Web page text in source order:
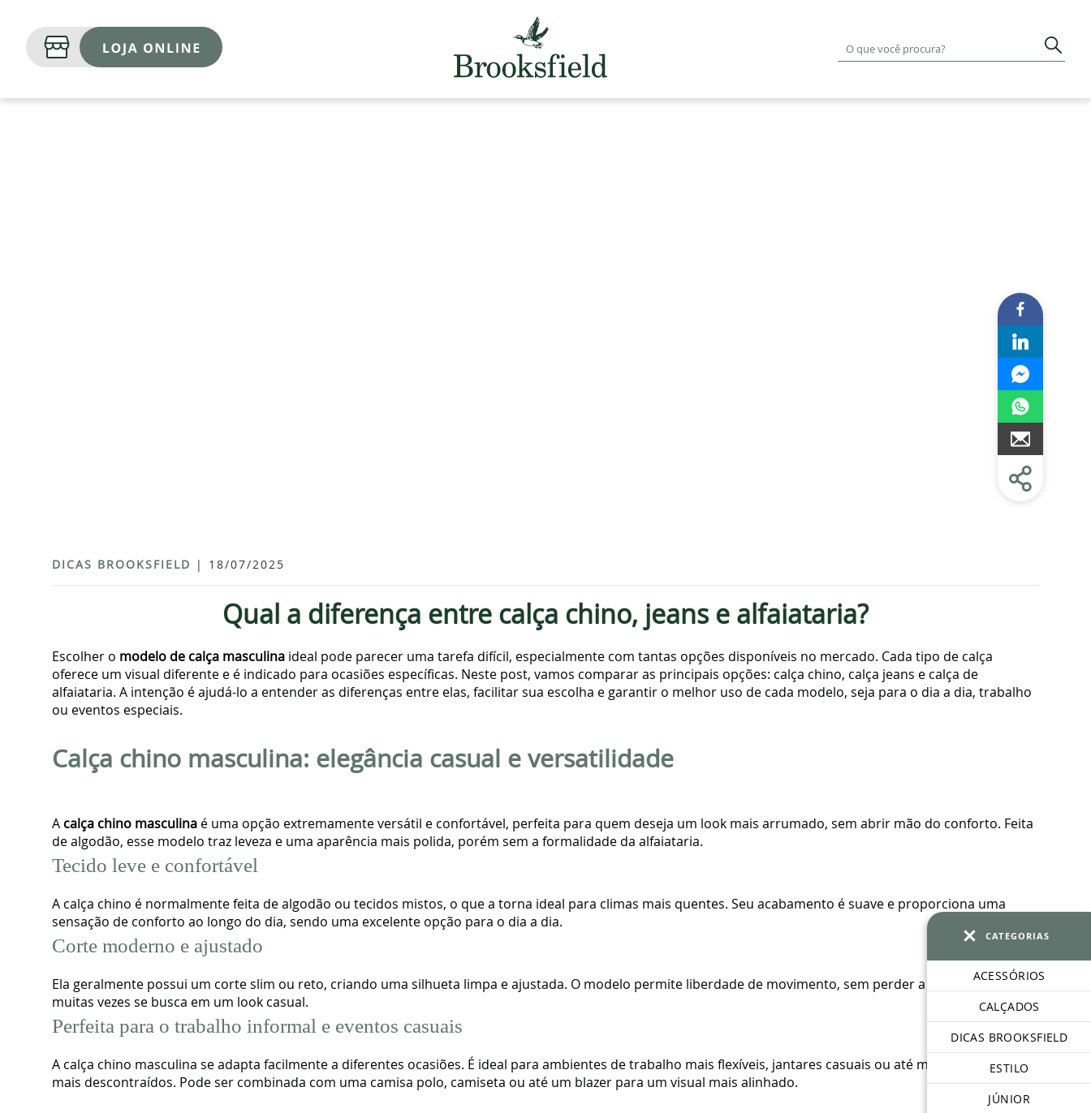
DICAS BROOKSFIELD | 18/07/2025
Qual a diferença entre calça chino, jeans e alfaiataria?
Escolher o modelo de calça masculina ideal pode parecer uma tarefa difícil, especialmente com tantas opções disponíveis no mercado. Cada tipo de calça
oferece um visual diferente e é indicado para ocasiões específicas. Neste post, vamos comparar as principais opções: calça chino, calça jeans e calça de
alfaiataria. A intenção é ajudá-lo a entender as diferenças entre elas, facilitar sua escolha e garantir o melhor uso de cada modelo, seja para o dia a dia, trabalho
ou eventos especiais.
Calça chino masculina: elegância casual e versatilidade
A calça chino masculina é uma opção extremamente versátil e confortável, perfeita para quem deseja um look mais arrumado, sem abrir mão do conforto. Feita
de algodão, esse modelo traz leveza e uma aparência mais polida, porém sem a formalidade da alfaiataria.
Tecido leve e confortável
A calça chino é normalmente feita de algodão ou tecidos mistos, o que a torna ideal para climas mais quentes. Seu acabamento é suave e proporciona uma
sensação de conforto ao longo do dia, sendo uma excelente opção para o dia a dia.
Corte moderno e ajustado
Ela geralmente possui um corte slim ou reto, criando uma silhueta limpa e ajustada. O modelo permite liberdade de movimento, sem perder a sofisticação que
muitas vezes se busca em um look casual.
Perfeita para o trabalho informal e eventos casuais
A calça chino masculina se adapta facilmente a diferentes ocasiões. É ideal para ambientes de trabalho mais flexíveis, jantares casuais ou até mesmo eventos
mais descontraídos. Pode ser combinada com uma camisa polo, camiseta ou até um blazer para um visual mais alinhado.
CATEGORIAS
ACESSÓRIOS
CALÇADOS
DICAS BROOKSFIELD
ESTILO
JÚNIOR